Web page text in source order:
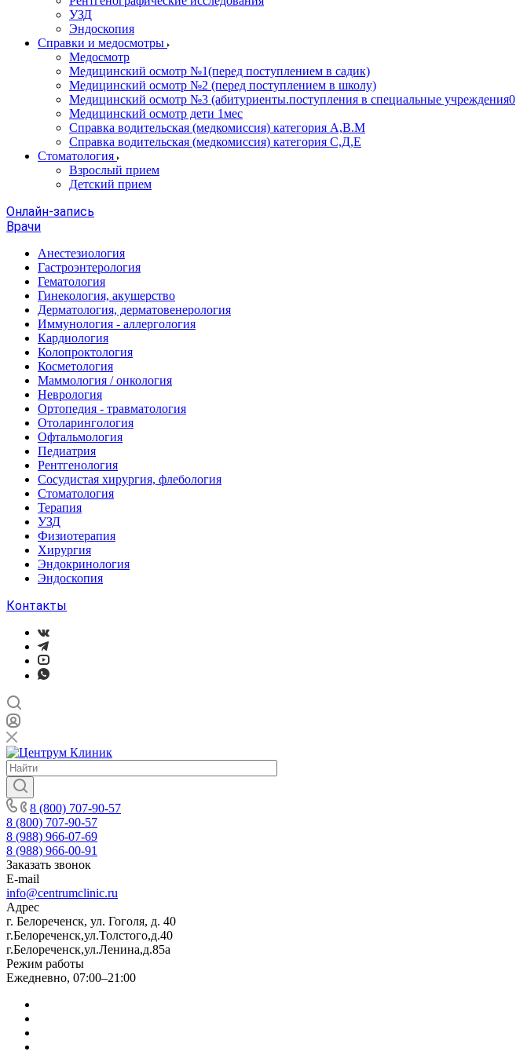
УЗД
Эндоскопия
Справки и медосмотры
Медосмотр
Медицинский осмотр №1(перед поступлением в садик)
Медицинский осмотр №2 (перед поступлением в школу)
Медицинский осмотр №3 (абитуриенты.поступления в специальные учреждения0
Медицинский осмотр дети 1мес
Справка водительская (медкомиссия) категория А,В.М
Справка водительская (медкомиссия) категория С,Д,Е
Стоматология
Взрослый прием
Детский прием
Онлайн-запись
Врачи
Анестезиология
Гастроэнтерология
Гематология
Гинекология, акушерство
Дерматология, дерматовенерология
Иммунология - аллергология
Кардиология
Колопроктология
Косметология
Маммология / онкология
Неврология
Ортопедия - травматология
Отоларингология
Офтальмология
Педиатрия
Рентгенология
Сосудистая хирургия, флебология
Стоматология
Терапия
УЗД
Физиотерапия
Хирургия
Эндокринология
Эндоскопия
Контакты
8 (800) 707-90-57
8 (800) 707-90-57
8 (988) 966-07-69
8 (988) 966-00-91
Заказать звонок
E-mail
info@centrumclinic.ru
Адрес
г. Белореченск, ул. Гоголя, д. 40
г.Белореченск,ул.Толстого,д.40
г.Белореченск,ул.Ленина,д.85а
Режим работы
Ежедневно, 07:00–21:00